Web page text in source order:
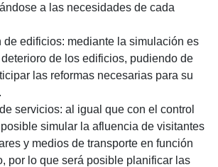
a las necesidades de cada
de edificios: mediante la simulación es
de los edificios, pudiendo de
las reformas necesarias para su
servicios: al igual que con el control
simular la afluencia de visitantes
y medios de transporte en función
por lo que será posible planificar las